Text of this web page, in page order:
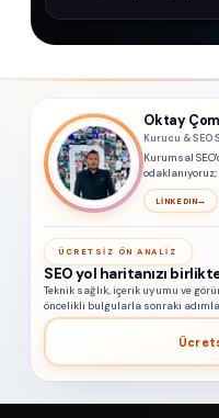
Oktay
Kurucu & SEO
Kurumsal
LINKEDIN→
ÜCRETSIZ ÖN ANALIZ
SEO yol haritanızı
Teknik sağlık, içerik uyumu ve
öncelikli bulgularla sonraki